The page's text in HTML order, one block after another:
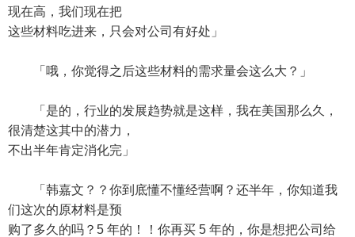
现在高，我们现在把
这些材料吃进来，只会对公司有好处」
「哦，你觉得之后这些材料的需求量会这么大？」
「是的，行业的发展趋势就是这样，我在美国那么久，
很清楚这其中的潜力，
不出半年肯定消化完」
「韩嘉文？？你到底懂不懂经营啊？还半年，你知道我
们这次的原材料是预
购了多久的吗？5 年的！！你再买 5 年的，你是想把公司给